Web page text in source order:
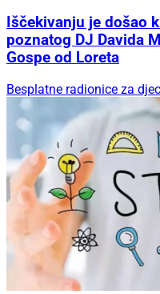
Iščekivanju je došao
poznatog DJ Davida
Gospe od Loreta
Besplatne radionice za